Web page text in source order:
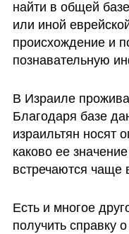
найти в общей
или иной
происхождение и
познавательную
В Израиле
Благодаря базе
израильтян
каково ее
встречаются чаще
Есть и многое
получить справку